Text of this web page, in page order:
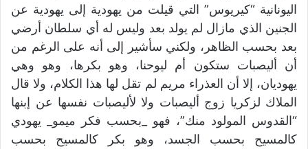
اليونانية “كيريوس” التي قيلت من يهودية إلى يهودية عن
الجنين الذي مازال لم يولد بعد وليس له أي سلطان أرضي
بعد بحسب الظاهر، ولكني سأشير إلى أنه على الرغم من
أن أليصبات ستكون أم ليوحنا، وهو بكرها، وهو وهي
يهوديان، إلا أن العذراء مريم لم تقل لها هذا الكلام، ولا قال
الملاك لزكريا زوج أليصبات ولا لأليصبات نفسها عن إبنها
“القدوس المولود منك”، فهو _بحسب فكر ميمو_ يهودي
كالمسيح بحسب الجسد، وهو بكر كالمسيح بحسب